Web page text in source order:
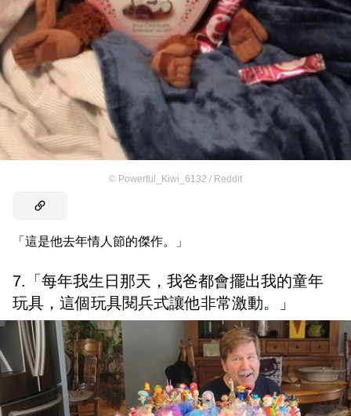
© Powerful_Kiwi_6132 / Reddit
「這是他去年情人節的傑作。」
7.「每年我生日那天，我爸都會擺出我的童年
玩具，這個玩具閱兵式讓他非常激動。」